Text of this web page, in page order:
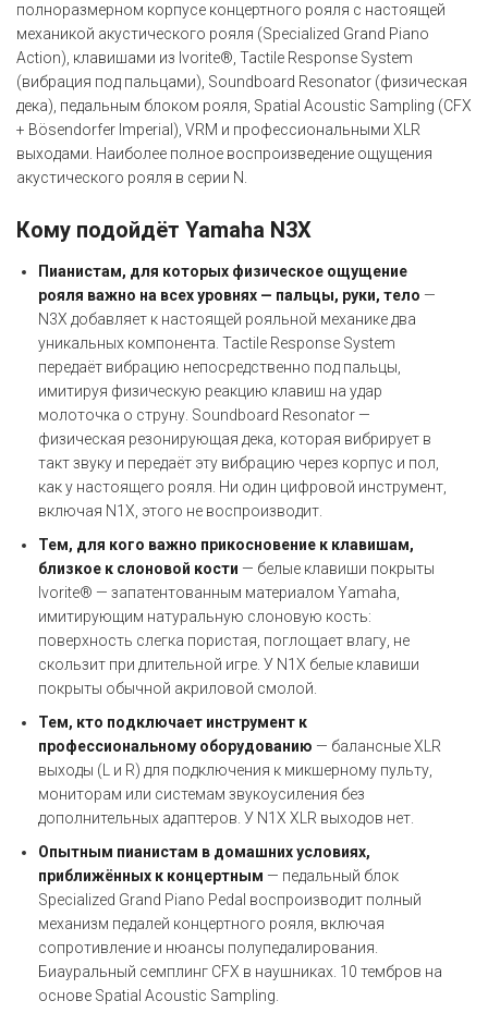
полноразмерном корпусе концертного рояля с настоящей
механикой акустического рояля (Specialized Grand Piano
Action), клавишами из Ivorite®, Tactile Response System
(вибрация под пальцами), Soundboard Resonator (физическая
дека), педальным блоком рояля, Spatial Acoustic Sampling (CFX
+ Bösendorfer Imperial), VRM и профессиональными XLR
выходами. Наиболее полное воспроизведение ощущения
акустического рояля в серии N.
Кому подойдёт Yamaha N3X
Пианистам, для которых физическое ощущение
рояля важно на всех уровнях — пальцы, руки, тело —
N3X добавляет к настоящей рояльной механике два
уникальных компонента. Tactile Response System
передаёт вибрацию непосредственно под пальцы,
имитируя физическую реакцию клавиш на удар
молоточка о струну. Soundboard Resonator —
физическая резонирующая дека, которая вибрирует в
такт звуку и передаёт эту вибрацию через корпус и пол,
как у настоящего рояля. Ни один цифровой инструмент,
включая N1X, этого не воспроизводит.
Тем, для кого важно прикосновение к клавишам,
близкое к слоновой кости — белые клавиши покрыты
Ivorite® — запатентованным материалом Yamaha,
имитирующим натуральную слоновую кость:
поверхность слегка пористая, поглощает влагу, не
скользит при длительной игре. У N1X белые клавиши
покрыты обычной акриловой смолой.
Тем, кто подключает инструмент к
профессиональному оборудованию — балансные XLR
выходы (L и R) для подключения к микшерному пульту,
мониторам или системам звукоусиления без
дополнительных адаптеров. У N1X XLR выходов нет.
Опытным пианистам в домашних условиях,
приближённых к концертным — педальный блок
Specialized Grand Piano Pedal воспроизводит полный
механизм педалей концертного рояля, включая
сопротивление и нюансы полупедалирования.
Биауральный семплинг CFX в наушниках. 10 тембров на
основе Spatial Acoustic Sampling.